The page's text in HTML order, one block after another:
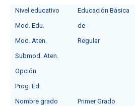
Nivel educativo
Educación Básica
Mod. Edu.
de
Mod. Aten.
Regular
Submod. Aten.
Opción
Prog. Ed.
Nombre grado
Primer Grado